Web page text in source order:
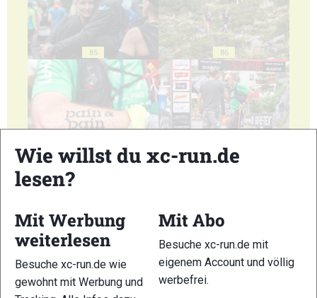
85 86
87 88
Wie willst du xc-run.de
lesen?
Mit Werbung
weiterlesen
Besuche xc-run.de wie
gewohnt mit Werbung und
Mit Abo
Besuche xc-run.de mit
eigenem Account und völlig
werbefrei.